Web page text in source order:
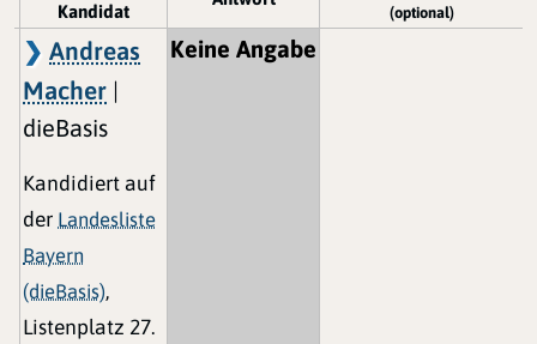
Kandidat
(optional)
Andreas
Macher |
dieBasis
Kandidiert auf
der Landesliste
Bayern
(dieBasis),
Listenplatz 27.
Keine Angabe